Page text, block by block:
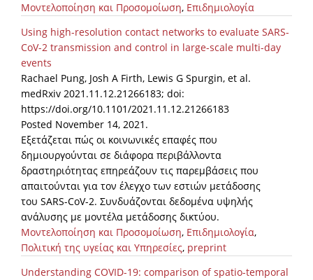
Μοντελοποίηση και Προσομοίωση, Επιδημιολογία
Using high-resolution contact networks to evaluate SARS-
CoV-2 transmission and control in large-scale multi-day
events
Rachael Pung, Josh A Firth, Lewis G Spurgin, et al.
medRxiv 2021.11.12.21266183; doi:
https://doi.org/10.1101/2021.11.12.21266183
Posted November 14, 2021.
Εξετάζεται πώς οι κοινωνικές επαφές που
δημιουργούνται σε διάφορα περιβάλλοντα
δραστηριότητας επηρεάζουν τις παρεμβάσεις που
απαιτούνται για τον έλεγχο των εστιών μετάδοσης
του SARS-CoV-2. Συνδυάζονται δεδομένα υψηλής
ανάλυσης με μοντέλα μετάδοσης δικτύου.
Μοντελοποίηση και Προσομοίωση, Επιδημιολογία,
Πολιτική της υγείας και Υπηρεσίες, preprint
Understanding COVID-19: comparison of spatio-temporal